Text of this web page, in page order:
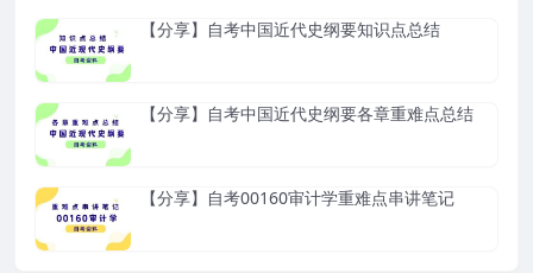
【分享】自考中国近代史纲要知识点总结
【分享】自考中国近代史纲要各章重难点总结
【分享】自考00160审计学重难点串讲笔记